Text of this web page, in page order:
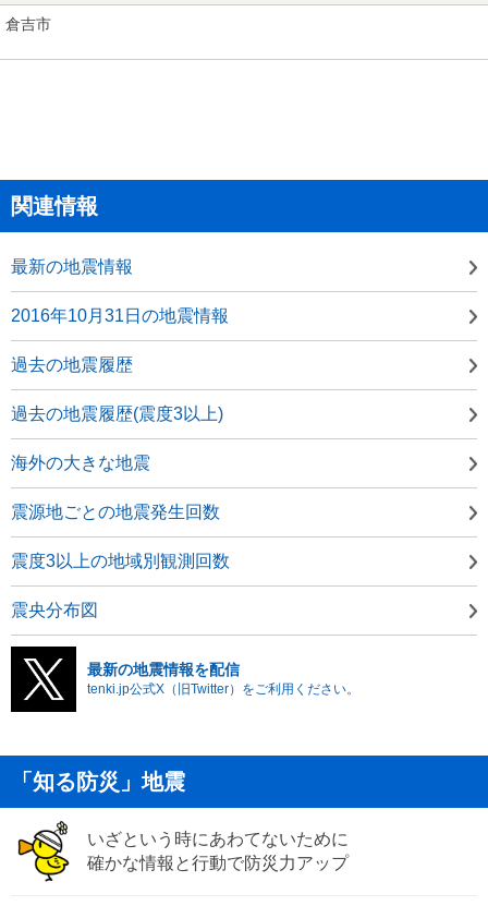
倉吉市
関連情報
最新の地震情報
2016年10月31日の地震情報
過去の地震履歴
過去の地震履歴(震度3以上)
海外の大きな地震
震源地ごとの地震発生回数
震度3以上の地域別観測回数
震央分布図
最新の地震情報を配信
tenki.jp公式X（旧Twitter）をご利用ください。
「知る防災」地震
いざという時にあわてないために
確かな情報と行動で防災力アップ